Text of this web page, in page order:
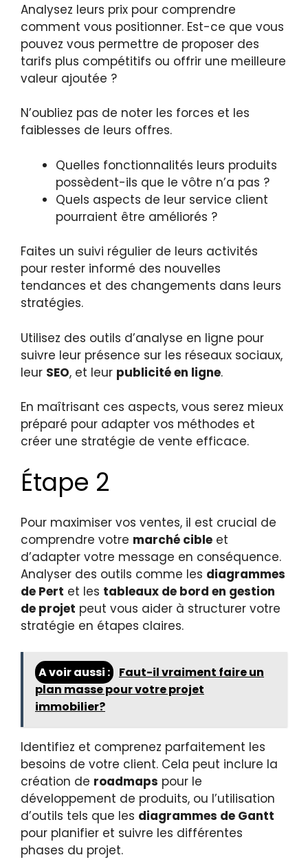
Analysez leurs prix pour comprendre
comment vous positionner. Est-ce que vous
pouvez vous permettre de proposer des
tarifs plus compétitifs ou offrir une meilleure
valeur ajoutée ?
N’oubliez pas de noter les forces et les
faiblesses de leurs offres.
Quelles fonctionnalités leurs produits
possèdent-ils que le vôtre n’a pas ?
Quels aspects de leur service client
pourraient être améliorés ?
Faites un suivi régulier de leurs activités
pour rester informé des nouvelles
tendances et des changements dans leurs
stratégies.
Utilisez des outils d’analyse en ligne pour
suivre leur présence sur les réseaux sociaux,
leur SEO, et leur publicité en ligne.
En maîtrisant ces aspects, vous serez mieux
préparé pour adapter vos méthodes et
créer une stratégie de vente efficace.
Étape 2
Pour maximiser vos ventes, il est crucial de
comprendre votre marché cible et
d’adapter votre message en conséquence.
Analyser des outils comme les diagrammes
de Pert et les tableaux de bord en gestion
de projet peut vous aider à structurer votre
stratégie en étapes claires.
A voir aussi :
Faut-il vraiment faire un
plan masse pour votre projet
immobilier?
Identifiez et comprenez parfaitement les
besoins de votre client. Cela peut inclure la
création de roadmaps pour le
développement de produits, ou l’utilisation
d’outils tels que les diagrammes de Gantt
pour planifier et suivre les différentes
phases du projet.